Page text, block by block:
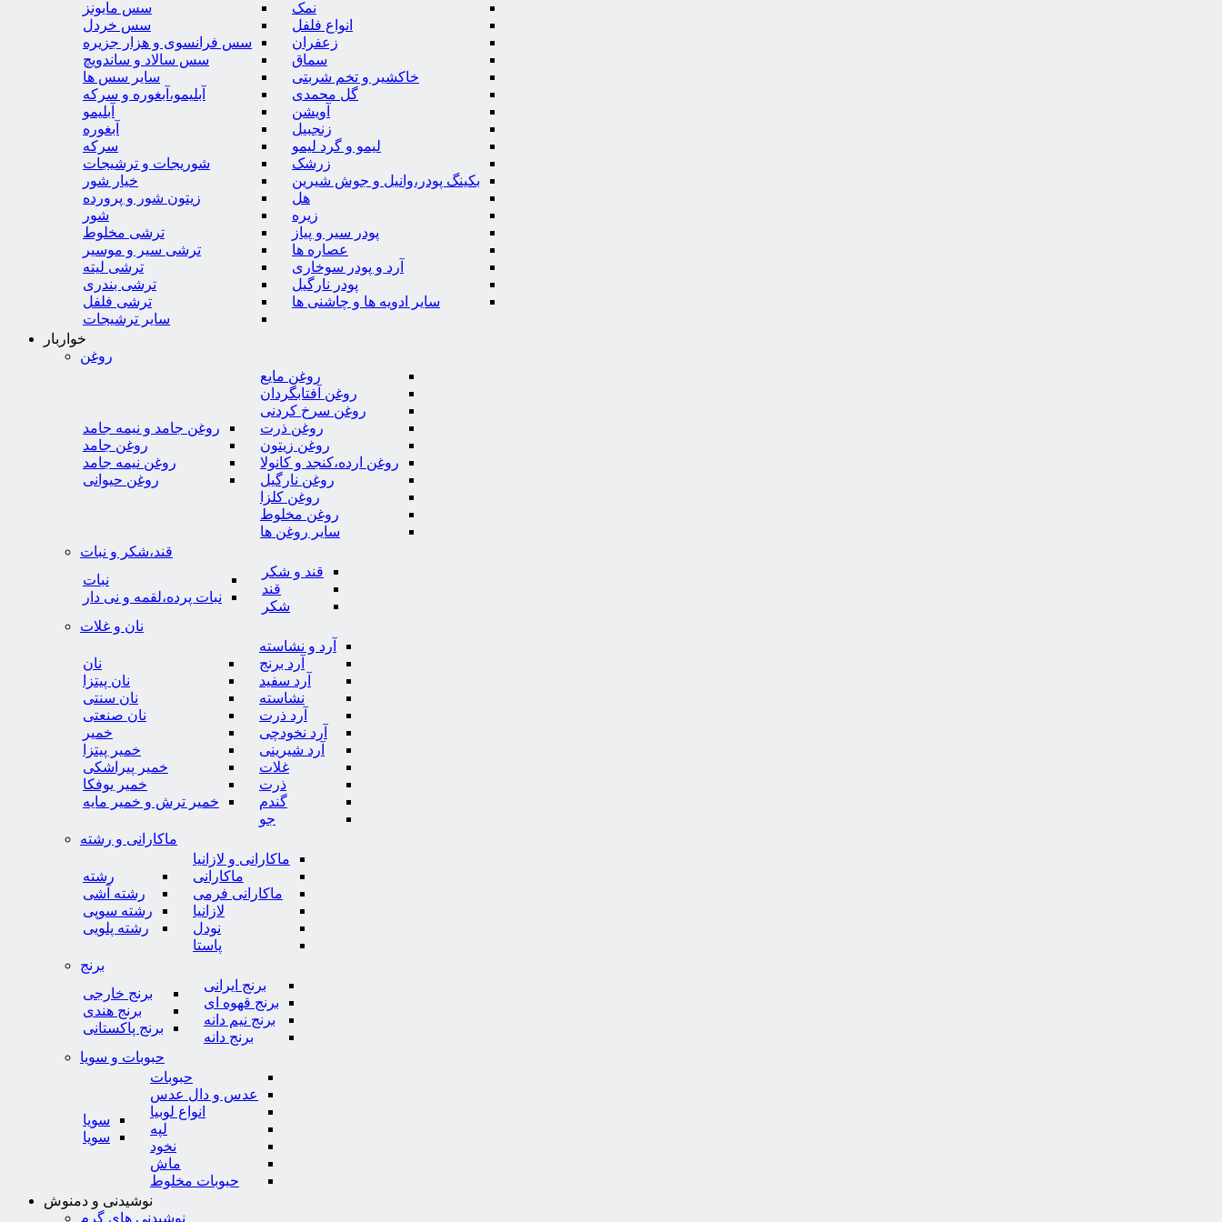
نمک
انواع فلفل
زعفران
سماق
خاکشیر و تخم شربتی
گل محمدی
آویشن
زنجبیل
لیمو و گرد لیمو
زرشک
بکینگ پودر،وانیل و جوش شیرین
هل
زیره
پودر سیر و پیاز
عصاره ها
آرد و پودر سوخاری
پودر نارگیل
سایر ادویه ها و چاشنی ها
سس مایونز
سس خردل
سس فرانسوی و هزار جزیره
سس سالاد و ساندویچ
سایر سس ها
آبلیمو،آبغوره و سرکه
آبلیمو
آبغوره
سرکه
شوریجات و ترشیجات
خیار شور
زیتون شور و پرورده
شور
ترشی مخلوط
ترشی سیر و موسیر
ترشی لیته
ترشی بندری
ترشی فلفل
سایر ترشیجات
خواربار
روغن
روغن مایع
روغن آفتابگردان
روغن سرخ کردنی
روغن ذرت
روغن زیتون
روغن ارده،کنجد و کانولا
روغن نارگیل
روغن کلزا
روغن مخلوط
سایر روغن ها
روغن جامد و نیمه جامد
روغن جامد
روغن نیمه جامد
روغن حیوانی
قند،شکر و نبات
قند و شکر
قند
شکر
نبات
نبات پرده،لقمه و نی دار
نان و غلات
آرد و نشاسته
آرد برنج
آرد سفید
نشاسته
آرد ذرت
آرد نخودچی
آرد شیرینی
غلات
ذرت
گندم
جو
نان
نان پیتزا
نان سنتی
نان صنعتی
خمیر
خمیر پیتزا
خمیر پیراشکی
خمیر یوفکا
خمیر ترش و خمیر مایه
ماکارانی و رشته
ماکارانی و لازانیا
ماکارانی
ماکارانی فرمی
لازانیا
نودل
پاستا
رشته
رشته آشی
رشته سوپی
رشته پلویی
برنج
برنج ایرانی
برنج قهوه ای
برنج نیم دانه
برنج دانه
برنج خارجی
برنج هندی
برنج پاکستانی
حبوبات و سویا
حبوبات
عدس و دال عدس
انواع لوبیا
لپه
نخود
ماش
حبوبات مخلوط
سویا
سویا
نوشیدنی و دمنوش
نوشیدنی های گرم